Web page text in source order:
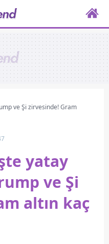
ve Şi zirvesinde! Gram
yatay
ve Şi
altın kaç